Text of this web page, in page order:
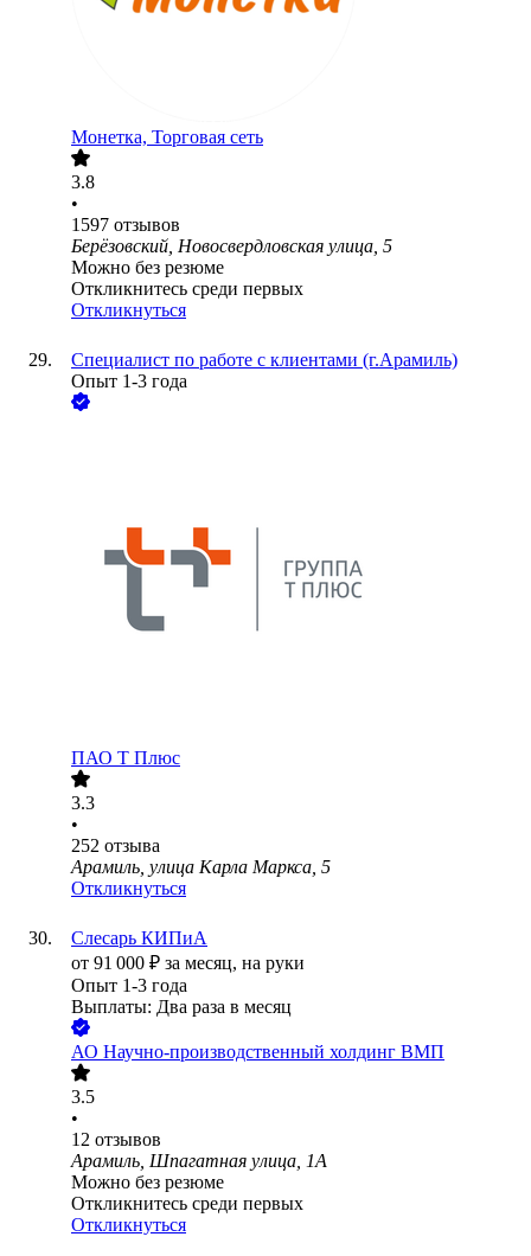
Монетка, Торговая сеть
3.8
•
1597 отзывов
Берёзовский, Новосвердловская улица, 5
Можно без резюме
Откликнитесь среди первых
Откликнуться
Специалист по работе с клиентами (г.Арамиль)
Опыт 1-3 года
ПАО Т Плюс
3.3
•
252 отзыва
Арамиль, улица Карла Маркса, 5
Откликнуться
Слесарь КИПиА
от 91 000 ₽ за месяц, на руки
Опыт 1-3 года
Выплаты: Два раза в месяц
АО Научно-производственный холдинг ВМП
3.5
•
12 отзывов
Арамиль, Шпагатная улица, 1А
Можно без резюме
Откликнитесь среди первых
Откликнуться